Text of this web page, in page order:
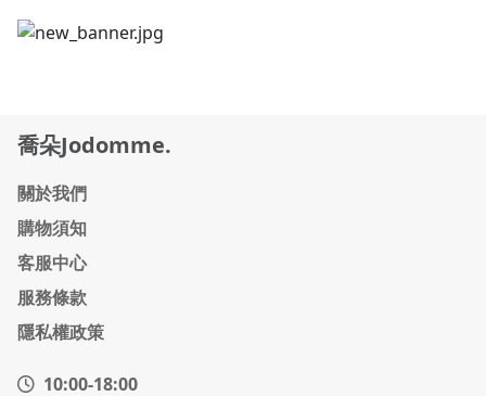
喬朵Jodomme.
關於我們
購物須知
客服中心
服務條款
隱私權政策
10:00-18:00